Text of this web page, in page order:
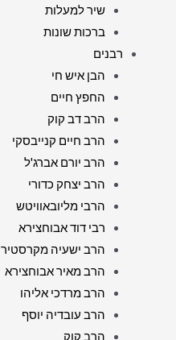
שיר למעלות
ברכות שונות
רבנים
הבן איש חי
החפץ חיים
הרב דב קוק
הרב חיים קנייבסקי
הרב יורם אברג'ל
הרב יצחק כדורי
הרבי מליובאוויטש
רבי דוד אבוחצירא
הרב ישעיה מקרסטיר
הרב מאיר אבוחצירא
הרב מרדכי אליהו
הרב עובדיה יוסף
הרב קוק